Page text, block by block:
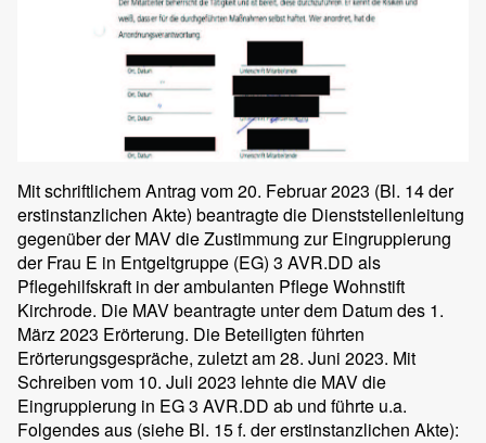
Mit schriftlichem Antrag vom 20. Februar 2023 (Bl. 14 der
erstinstanzlichen Akte) beantragte die Dienststellenleitung
gegenüber der MAV die Zustimmung zur Eingruppierung
der Frau E in Entgeltgruppe (EG) 3 AVR.DD als
Pflegehilfskraft in der ambulanten Pflege Wohnstift
Kirchrode. Die MAV beantragte unter dem Datum des 1.
März 2023 Erörterung. Die Beteiligten führten
Erörterungsgespräche, zuletzt am 28. Juni 2023. Mit
Schreiben vom 10. Juli 2023 lehnte die MAV die
Eingruppierung in EG 3 AVR.DD ab und führte u.a.
Folgendes aus (siehe Bl. 15 f. der erstinstanzlichen Akte):